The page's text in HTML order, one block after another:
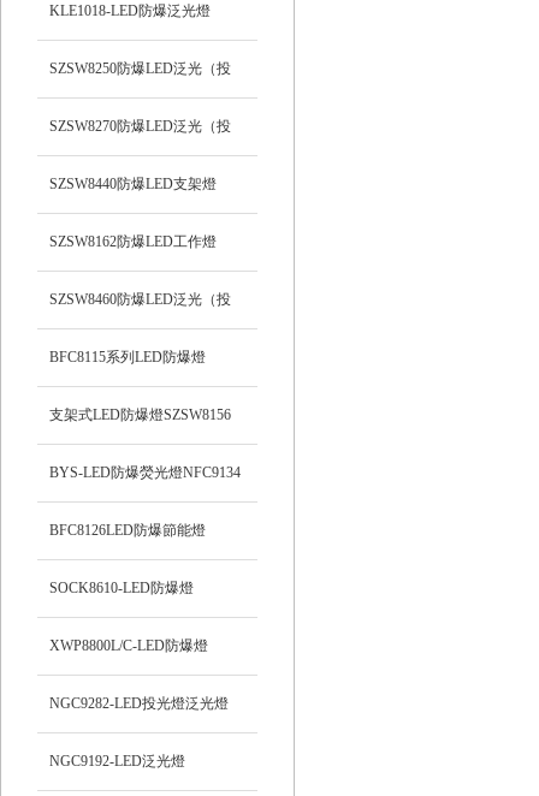
支架式
KLE1018-LED防爆泛光燈
SZSW8250防爆LED泛光（投
光）工作燈
SZSW8270防爆LED泛光（投
光）燈
SZSW8440防爆LED支架燈
SZSW8162防爆LED工作燈
SZSW8460防爆LED泛光（投
光）工作燈
BFC8115系列LED防爆燈
支架式LED防爆燈SZSW8156
BYS-LED防爆熒光燈NFC9134
BFC8126LED防爆節能燈
SOCK8610-LED防爆燈
XWP8800L/C-LED防爆燈
NGC9282-LED投光燈泛光燈
NGC9192-LED泛光燈